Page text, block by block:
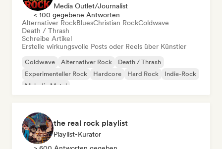
Media Outlet/Journalist
< 100 gegebene Antworten
Alternativer RockBluesChristian RockColdwave
Death / Thrash
Schreibe Artikel
Erstelle wirkungsvolle Posts oder Reels über Künstler
Coldwave Alternativer Rock
Death / Thrash
Experimenteller Rock
Hardcore Hard Rock
Indie-Rock
Melodic Metal
the real rock playlist
Playlist-Kurator